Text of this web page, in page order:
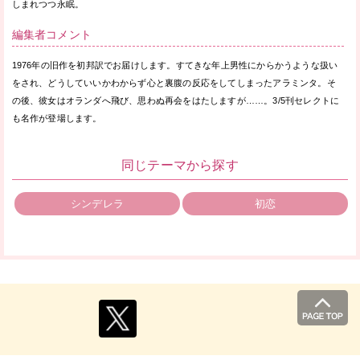
しまれつつ永眠。
編集者コメント
1976年の旧作を初邦訳でお届けします。すてきな年上男性にからかうような扱い
をされ、どうしていいかわからず心と裏腹の反応をしてしまったアラミンタ。そ
の後、彼女はオランダへ飛び、思わぬ再会をはたしますが……。3/5刊セレクトに
も名作が登場します。
同じテーマから探す
シンデレラ 初恋